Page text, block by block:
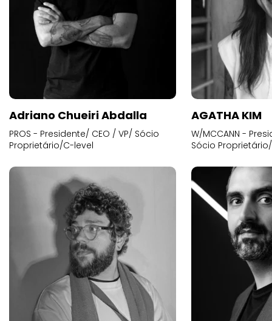
Adriano Chueiri Abdalla
PROS - Presidente/ CEO / VP/ Sócio
Proprietário/C-level
AGATHA KIM
W/MCCANN -
Sócio